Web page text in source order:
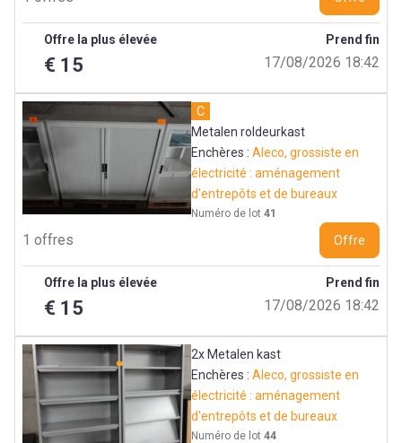
Prend fin
17/08/2026 18:42
Offre la plus élevée
€ 15
C
Metalen roldeurkast
Enchères :Aleco, grossiste en
électricité : aménagement
d'entrepôts et de bureaux
Numéro de lot41
1 offres Offre
Prend fin
17/08/2026 18:42
Offre la plus élevée
€ 15
2x Metalen kast
Enchères :Aleco, grossiste en
électricité : aménagement
d'entrepôts et de bureaux
Numéro de lot44